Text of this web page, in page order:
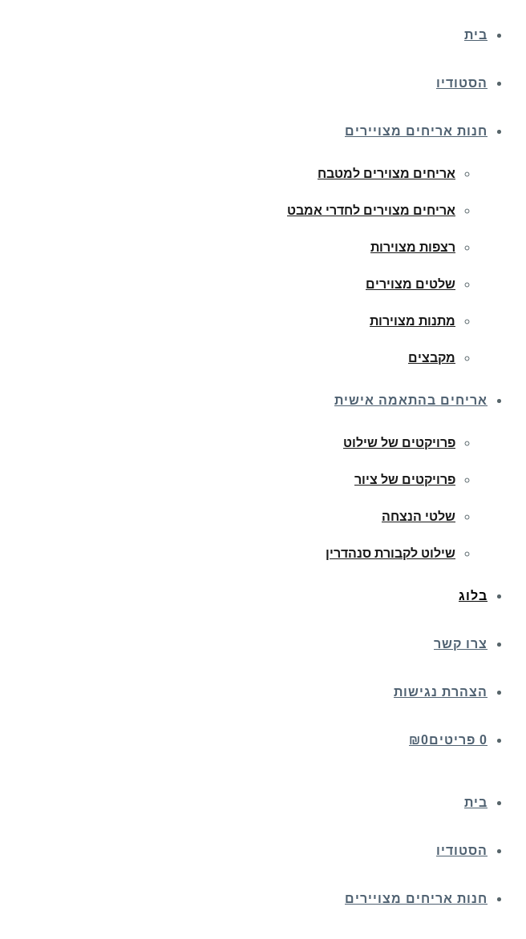
בית
הסטודיו
חנות אריחים מצויירים
אריחים מצוירים למטבח
אריחים מצוירים לחדרי אמבט
רצפות מצוירות
שלטים מצוירים
מתנות מצוירות
מקבצים
אריחים בהתאמה אישית
פרויקטים של שילוט
פרויקטים של ציור
שלטי הנצחה
שילוט לקבורת סנהדרין
בלוג
צרו קשר
הצהרת נגישות
0 פריטים ₪0
בית
הסטודיו
חנות אריחים מצויירים